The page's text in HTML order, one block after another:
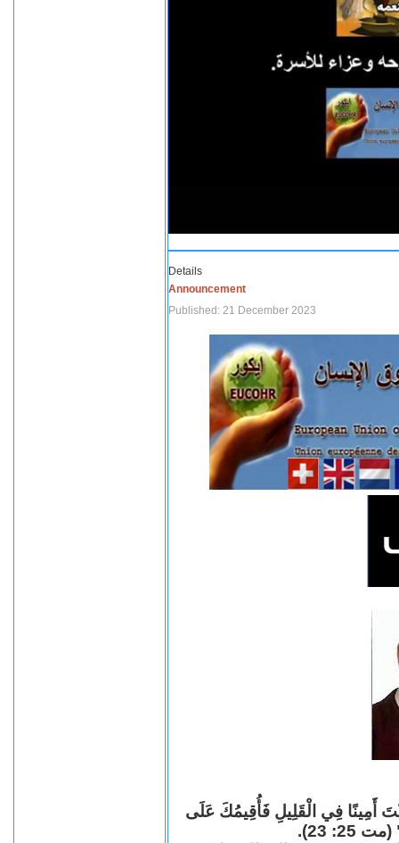
Details
Announcement
Published: 21 December 2023
أَمِينًا فِي الْقَلِيلِ فَأُقِيمُكَ عَلَى
23).